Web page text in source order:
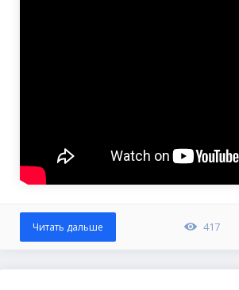
417
Читать дальше